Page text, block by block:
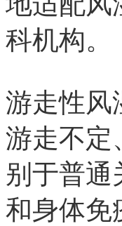
科机构。
游走性风
游走不定
别于普通
和身体免